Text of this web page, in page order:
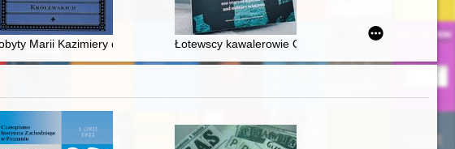
sphere in Kraków
jako przewodniczący Komisji-Rady Głównej Episkopatu Polski (1949-1953, 1956-
Marii Kazimiery de la Grange D'Arquien Sobieskiej w Gdańsku i Prusach
Łotewscy kawalerowie Orderu Wojskowego "Virtuti